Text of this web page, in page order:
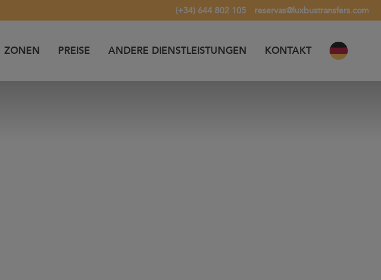
(+34) 644 802 105 reservas@luxbustransfers.com
ZONEN PREISE ANDERE DIENSTLEISTUNGEN KONTAKT